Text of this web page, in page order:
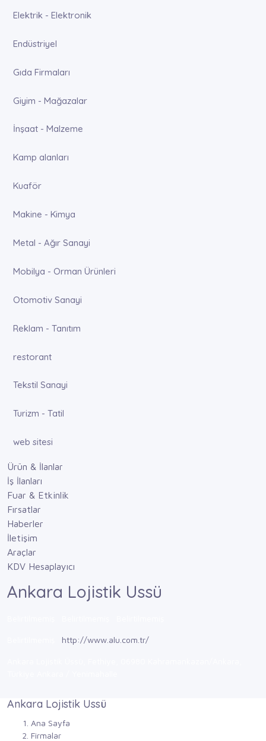
Elektrik - Elektronik
Endüstriyel
Gıda Firmaları
Giyim - Mağazalar
İnşaat - Malzeme
Kamp alanları
Kuaför
Makine - Kimya
Metal - Ağır Sanayi
Mobilya - Orman Ürünleri
Otomotiv Sanayi
Reklam - Tanıtım
restorant
Tekstil Sanayi
Turizm - Tatil
web sitesi
Ürün & İlanlar
İş İlanları
Fuar & Etkinlik
Fırsatlar
Haberler
İletişim
Araçlar
KDV Hesaplayıcı
Ankara Lojistik Ussü
http://www.alu.com.tr/
Ankara Lojistik Ussü
Ana Sayfa
Firmalar